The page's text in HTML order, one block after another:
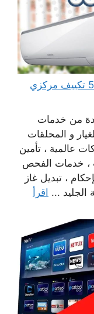
فني تكييف وتبريد الرميثية 55560390 تكييف مركزي
من خدمات
و المحلقات
عالمية ، تأمين
، خدمات الفحص
، تبديل غاز
الجليد ... اقرأ